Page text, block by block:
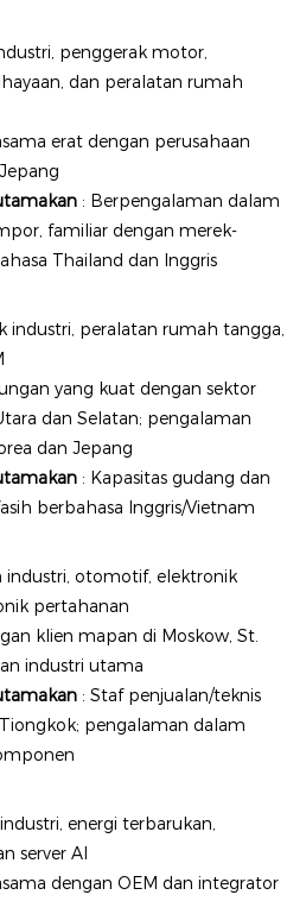
penggerak motor,
dan peralatan rumah
erat dengan perusahaan
: Berpengalaman dalam
familiar dengan merek-
Thailand dan Inggris
industri, peralatan rumah tangga,
yang kuat dengan sektor
dan Selatan; pengalaman
dan Jepang
: Kapasitas gudang dan
berbahasa Inggris/Vietnam
industri, otomotif, elektronik
pertahanan
klien mapan di Moskow, St.
industri utama
: Staf penjualan/teknis
pengalaman dalam
energi terbarukan,
server AI
dengan OEM dan integrator